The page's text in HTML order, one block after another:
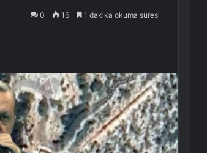
0 16 1 dakika okuma süresi